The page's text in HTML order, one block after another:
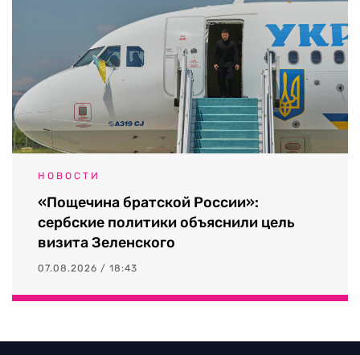
НОВОСТИ
«Пощечина братской России»:
сербские политики объяснили цель
визита Зеленского
07.08.2026 / 18:43